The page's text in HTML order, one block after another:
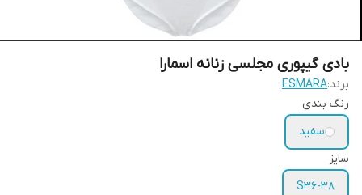
بادی گیپوری مجلسی زنانه اسمارا
برند:ESMARA
رنگ بندی
سفید
سایز
S36-38